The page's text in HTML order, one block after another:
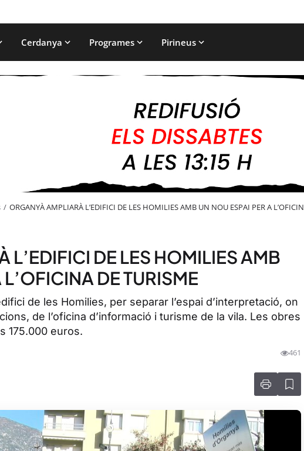
Cerdanya Programes Pirineus
ORGANYÀ AMPLIARÀ L’EDIFICI DE LES HOMILIES AMB UN NOU ESPAI PER A
L’EDIFICI DE LES HOMILIES AMB
DE TURISME
de les Homilies, per separar l’espai d’interpretació, on
de l’oficina d’informació i turisme de la vila. Les obres
175.000 euros.
461